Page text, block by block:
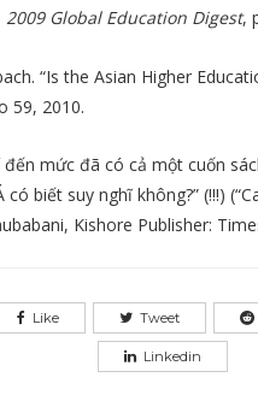
2009 Global Education Digest,
“Is the Asian Higher
59, 2010.
đến mức đã có cả một cuốn
biết suy nghĩ không?” (!!!)
Kishore Publisher:
Like Tweet
Linkedin